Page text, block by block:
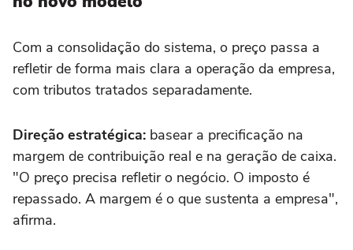
Com a consolidação do sistema, o preço passa a
refletir de forma mais clara a operação da empresa,
com tributos tratados separadamente.
Direção estratégica: basear a precificação na
margem de contribuição real e na geração de caixa.
"O preço precisa refletir o negócio. O imposto é
repassado. A margem é o que sustenta a empresa",
afirma.